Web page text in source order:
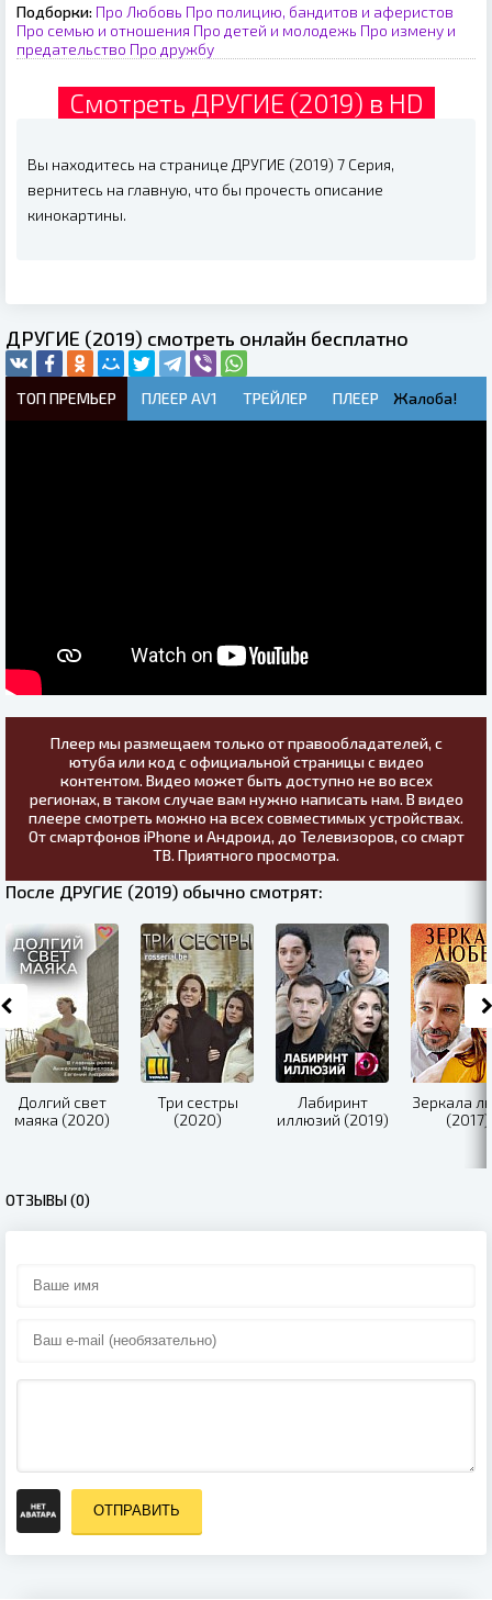
Подборки: Про Любовь Про полицию, бандитов и аферистов
Про семью и отношения Про детей и молодежь Про измену и
предательство Про дружбу
Смотреть ДРУГИЕ (2019) в HD
Вы находитесь на странице ДРУГИЕ (2019) 7 Серия,
вернитесь на главную, что бы прочесть описание
кинокартины.
ДРУГИЕ (2019) смотреть онлайн бесплатно
ТОП ПРЕМЬЕР ПЛЕЕР AV1 ТРЕЙЛЕР ПЛЕЕР Жалоба!
Плеер мы размещаем только от правообладателей, с
ютуба или код с официальной страницы с видео
контентом. Видео может быть доступно не во всех
регионах, в таком случае вам нужно написать нам. В видео
плеере смотреть можно на всех совместимых устройствах.
От смартфонов iPhone и Андроид, до Телевизоров, со смарт
ТВ. Приятного просмотра.
После ДРУГИЕ (2019) обычно смотрят:
Долгий свет
маяка (2020)
Три сестры
(2020)
Лабиринт
иллюзий (2019)
Зеркала
(2017)
ОТЗЫВЫ (0)
ОТПРАВИТЬ